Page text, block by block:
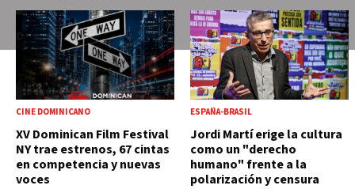
CINE DOMINICANO
XV Dominican Film Festival
NY trae estrenos, 67 cintas
en competencia y nuevas
voces
ESPAÑA-BRASIL
Jordi Martí erige la cultura
como un "derecho
humano" frente a la
polarización y censura